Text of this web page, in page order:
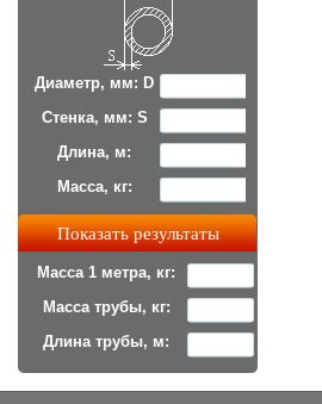
Диаметр, мм: D
Стенка, мм: S
Длина, м:
Масса, кг:
Масса 1 метра, кг:
Масса трубы, кг:
Длина трубы, м: